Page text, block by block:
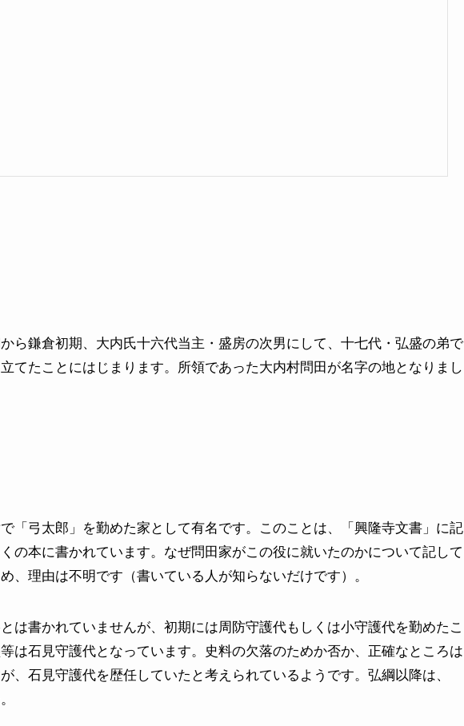
ら鎌倉初期、大内氏十六代当主・盛房の次男にして、十七代・弘盛の弟で
てたことにはじまります。所領であった大内村問田が名字の地となりまし
「弓太郎」を勤めた家として有名です。このことは、「興隆寺文書」に記
の本に書かれています。なぜ問田家がこの役に就いたのかについて記して
、理由は不明です（書いている人が知らないだけです）。
は書かれていませんが、初期には周防守護代もしくは小守護代を勤めたこ
は石見守護代となっています。史料の欠落のためか否か、正確なところは
、石見守護代を歴任していたと考えられているようです。弘綱以降は、